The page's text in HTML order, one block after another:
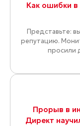
Как ошибки
Представьте:
репутацию.
просили
Прорыв в
Директ